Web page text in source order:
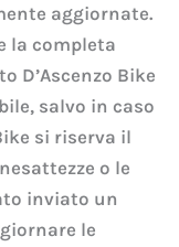
aggiornate.
la completa
D’Ascenzo Bike
salvo in caso
si riserva il
o le
inviato un
le